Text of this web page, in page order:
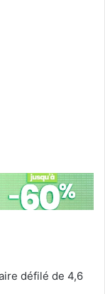
défilé de 4,6